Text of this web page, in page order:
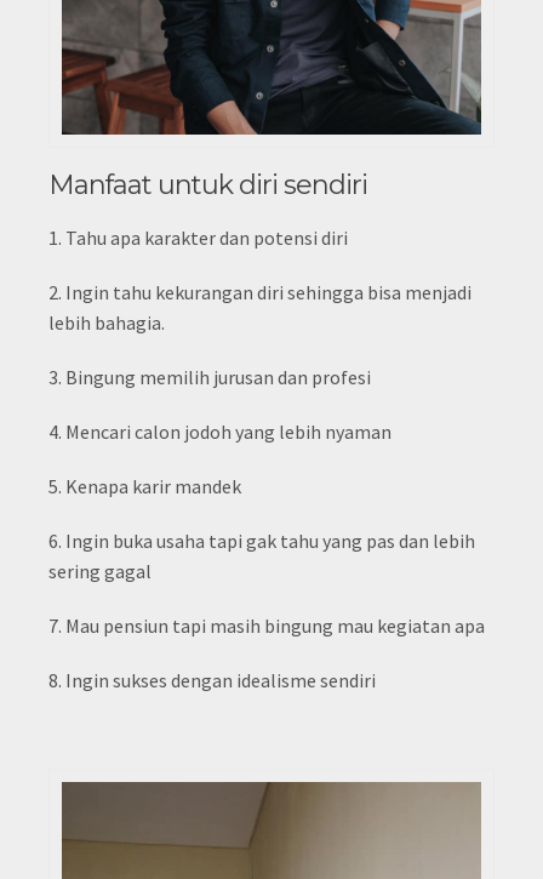
Manfaat untuk diri sendiri
1. Tahu apa karakter dan potensi diri
2. Ingin tahu kekurangan diri sehingga bisa menjadi
lebih bahagia.
3. Bingung memilih jurusan dan profesi
4. Mencari calon jodoh yang lebih nyaman
5. Kenapa karir mandek
6. Ingin buka usaha tapi gak tahu yang pas dan lebih
sering gagal
7. Mau pensiun tapi masih bingung mau kegiatan apa
8. Ingin sukses dengan idealisme sendiri